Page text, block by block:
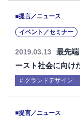
■提言／ニュース
イベント／セミナー
2019.03.13
最先
ースト社会に向け
グランドデザイン
■提言／ニュース